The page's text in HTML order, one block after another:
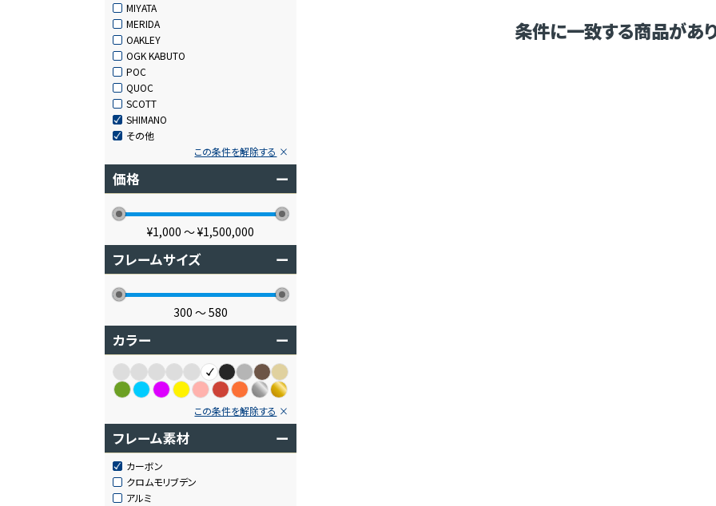
MIYATA
MERIDA
OAKLEY
OGK KABUTO
POC
QUOC
SCOTT
SHIMANO
その他
この条件を解除する
価格 ー
¥1,000 〜¥1,500,000
フレームサイズ ー
300 〜580
カラー ー
この条件を解除する
フレーム素材 ー
カーボン
クロムモリブデン
アルミ
条件に一致する商品があ